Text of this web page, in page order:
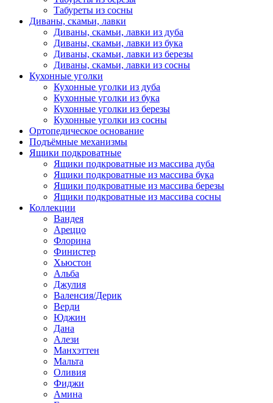
Табуреты из сосны
Диваны, скамьи, лавки
Диваны, скамьи, лавки из дуба
Диваны, скамьи, лавки из бука
Диваны, скамьи, лавки из березы
Диваны, скамьи, лавки из сосны
Кухонные уголки
Кухонные уголки из дуба
Кухонные уголки из бука
Кухонные уголки из березы
Кухонные уголки из сосны
Ортопедическое основание
Подъёмные механизмы
Ящики подкроватные
Ящики подкроватные из массива дуба
Ящики подкроватные из массива бука
Ящики подкроватные из массива березы
Ящики подкроватные из массива сосны
Коллекции
Вандея
Ареццо
Флорина
Финистер
Хьюстон
Альба
Джулия
Валенсия/Дерик
Верди
Юджин
Дана
Алези
Манхэттен
Мальта
Оливия
Фиджи
Амина